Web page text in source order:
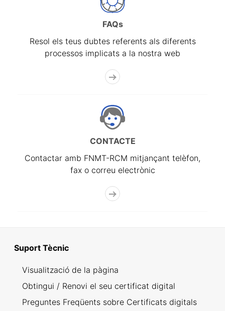
FAQs
Resol els teus dubtes referents als diferents
processos implicats a la nostra web
CONTACTE
Contactar amb FNMT-RCM mitjançant telèfon,
fax o correu electrònic
Suport Tècnic
Visualització de la pàgina
Obtingui / Renovi el seu certificat digital
Preguntes Freqüents sobre Certificats digitals